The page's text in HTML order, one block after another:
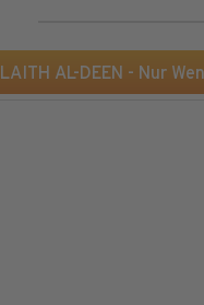
Service zu
Wir verwenden
LAITH AL-DEEN - Nur